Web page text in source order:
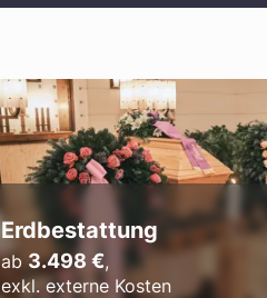
Erdbestattung
ab 3.498 €,
exkl. externe Kosten